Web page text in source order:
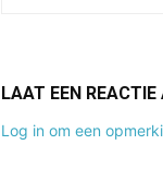
LAAT EEN REACTIE
Log in om een